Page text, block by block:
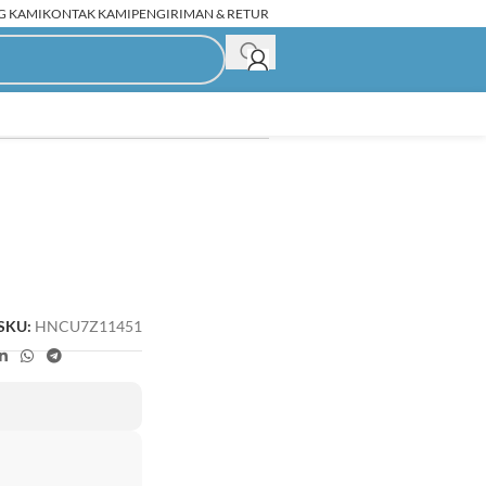
KAMIKONTAK KAMIPENGIRIMAN & RETUR
HNCU7Z11451